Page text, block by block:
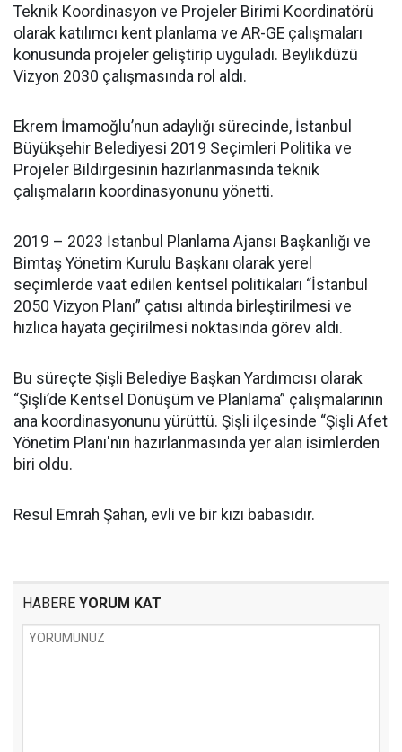
Teknik Koordinasyon ve Projeler Birimi Koordinatörü
olarak katılımcı kent planlama ve AR-GE çalışmaları
konusunda projeler geliştirip uyguladı. Beylikdüzü
Vizyon 2030 çalışmasında rol aldı.
Ekrem İmamoğlu’nun adaylığı sürecinde, İstanbul
Büyükşehir Belediyesi 2019 Seçimleri Politika ve
Projeler Bildirgesinin hazırlanmasında teknik
çalışmaların koordinasyonunu yönetti.
2019 – 2023 İstanbul Planlama Ajansı Başkanlığı ve
Bimtaş Yönetim Kurulu Başkanı olarak yerel
seçimlerde vaat edilen kentsel politikaları “İstanbul
2050 Vizyon Planı” çatısı altında birleştirilmesi ve
hızlıca hayata geçirilmesi noktasında görev aldı.
Bu süreçte Şişli Belediye Başkan Yardımcısı olarak
“Şişli’de Kentsel Dönüşüm ve Planlama” çalışmalarının
ana koordinasyonunu yürüttü. Şişli ilçesinde “Şişli Afet
Yönetim Planı'nın hazırlanmasında yer alan isimlerden
biri oldu.
Resul Emrah Şahan, evli ve bir kızı babasıdır.
HABERE YORUM KAT